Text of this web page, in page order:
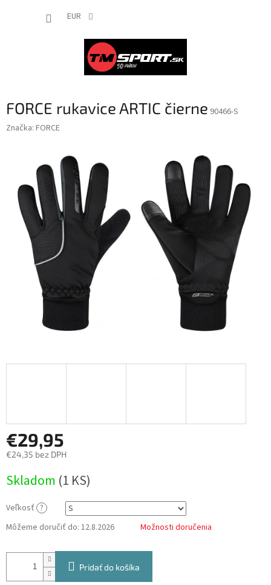
EUR
FORCE rukavice ARTIC čierne 90466-S
Značka: FORCE
€29,95
€24,35 bez DPH
cena:
Skladom (1 KS)
Veľkosť ?
Môžeme doručiť do: 12.8.2026 Možnosti doručenia
Pridať do košíka